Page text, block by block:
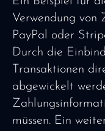
Verwendung von
PayPal oder
Durch die
Transaktionen
abgewickelt
müssen. Ein